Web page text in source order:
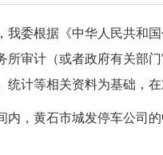
我委根据《中华人民共和
所审计（或者政府有关部
统计等相关资料为基础，
内，黄石市城发停车公司